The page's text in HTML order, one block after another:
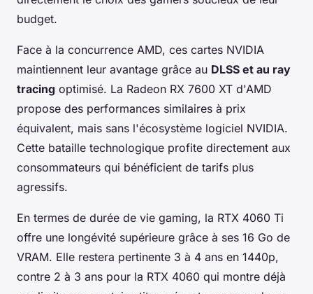
budget.
Face à la concurrence AMD, ces cartes NVIDIA
maintiennent leur avantage grâce au DLSS et au ray
tracing optimisé. La Radeon RX 7600 XT d'AMD
propose des performances similaires à prix
équivalent, mais sans l'écosystème logiciel NVIDIA.
Cette bataille technologique profite directement aux
consommateurs qui bénéficient de tarifs plus
agressifs.
En termes de durée de vie gaming, la RTX 4060 Ti
offre une longévité supérieure grâce à ses 16 Go de
VRAM. Elle restera pertinente 3 à 4 ans en 1440p,
contre 2 à 3 ans pour la RTX 4060 qui montre déjà